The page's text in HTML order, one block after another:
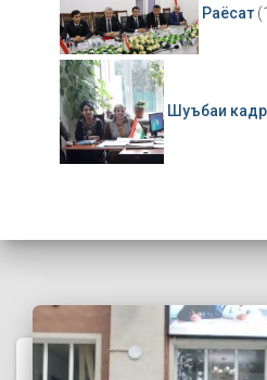
Раёсат
Шуъбаи